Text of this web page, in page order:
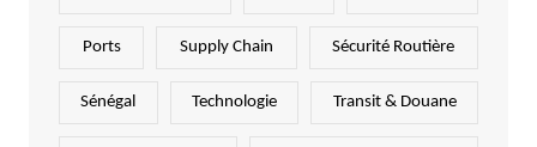
Ports Supply Chain Sécurité Routière
Sénégal Technologie Transit & Douane